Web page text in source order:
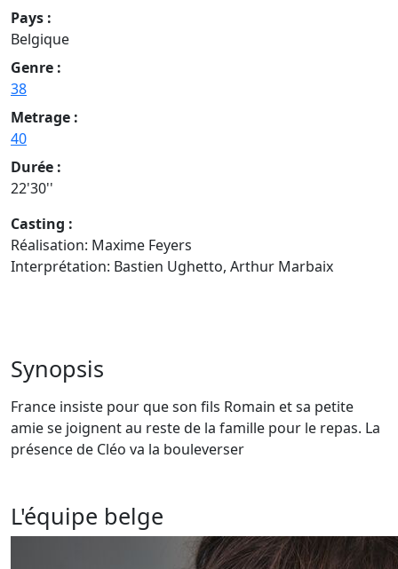
Pays :
Belgique
Genre :
38
Metrage :
40
Durée :
22'30''
Casting :
Réalisation: Maxime Feyers
Interprétation: Bastien Ughetto, Arthur Marbaix
Synopsis
France insiste pour que son fils Romain et sa petite
amie se joignent au reste de la famille pour le repas. La
présence de Cléo va la bouleverser
L'équipe belge